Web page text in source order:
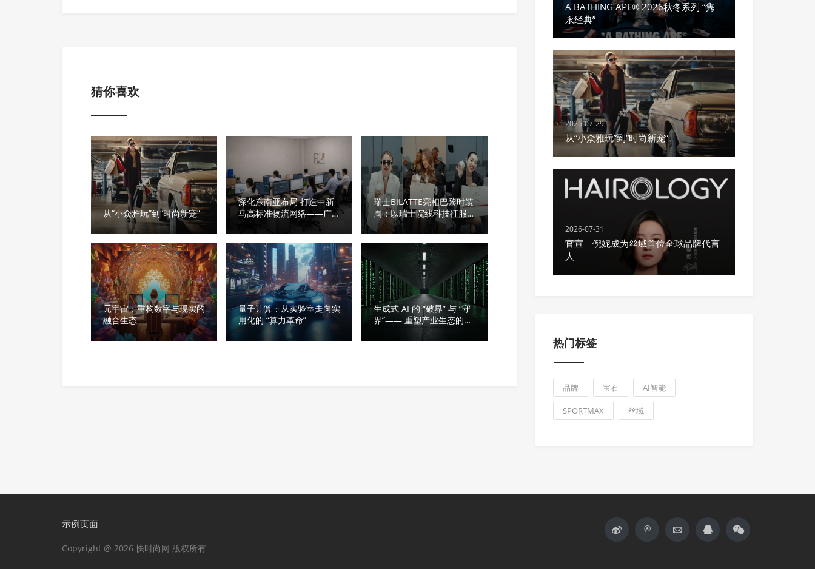
猜你喜欢
从“小众雅玩”到“时尚新宠”
深化东南亚布局 打造中新
马高标准物流网络——广州
哲伊国际物流助推全球供应
链协同升级
瑞士BILATTE亮相巴黎时装
周：以瑞士院线科技征服秀
场，获好莱坞顶级化妆师挚
荐
元宇宙：重构数字与现实的
融合生态
量子计算：从实验室走向实
用化的 “算力革命”
生成式 AI 的 “破界” 与 “守
界”—— 重塑产业生态的双
A BATHING APE® 2026秋冬系列 “隽
永经典”
2026-07-29
从“小众雅玩”到“时尚新宠”
2026-07-31
官宣｜倪妮成为丝域首位全球品牌代言
人
热门标签
品牌 宝石 AI智能
SPORTMAX 丝域
示例页面
Copyright @ 2026 快时尚网 版权所有